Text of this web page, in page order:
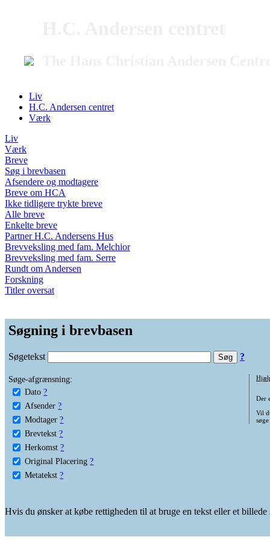
Liv
H.C. Andersen centret
Værk
Liv
Værk
Breve
Søg i brevbasen
Afsendere og modtagere
Breve om HCA
Ikke tidligere trykte breve
Alle breve
Enkelte breve
Partner H.C. Andersens Hus
Brevveksling med fam. Melchior
Brevveksling med fam. Serre
Rundt om Andersen
Forskning
Titler oversat
Søgning i brevbasen
Søgetekst ?
Søge-afgrænsning:
Dato ?
Afsender ?
Modtager ?
Brevtekst ?
Herkomst ?
Original Placering ?
Metatekst ?
Der
Vil
Hvis du ønsker at købe rettigheden til at bruge en tekst eller et billede